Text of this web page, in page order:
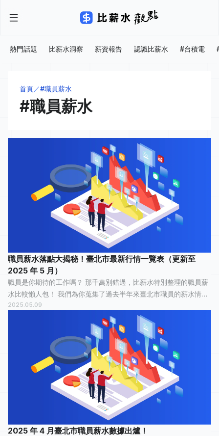
熱門話題 比薪水洞察 薪資報告 認識比薪水 #台積電
首頁 #職員薪水
#職員薪水
職員薪水落點大揭秘！臺北市最新行情一覽表（更新至
2025 年 5 月）
職員是你期待的工作嗎？ 那千萬別錯過，比薪水特別整理的職員薪
水比較懶人包！ 我們為你蒐集了過去半年來臺北市職員的薪水情
報，有 46 人分享他們最真實的工作經歷，有 19 人認為這份工作「
2025.05.09
2025 年 4 月臺北市職員薪水數據出爐！